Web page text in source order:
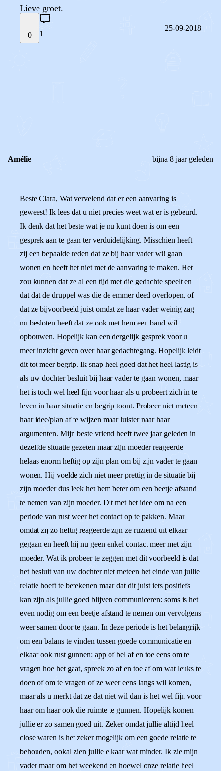
Lieve groet.
0 1
25-09-2018
Amélie bijna 8 jaar geleden
Beste Clara, Wat vervelend dat er een aanvaring is
geweest! Ik lees dat u niet precies weet wat er is gebeurd.
Ik denk dat het beste wat je nu kunt doen is om een
gesprek aan te gaan ter verduidelijking. Misschien heeft
zij een bepaalde reden dat ze bij haar vader wil gaan
wonen en heeft het niet met de aanvaring te maken. Het
zou kunnen dat ze al een tijd met die gedachte speelt en
dat dat de druppel was die de emmer deed overlopen, of
dat ze bijvoorbeeld juist omdat ze haar vader weinig zag
nu besloten heeft dat ze ook met hem een band wil
opbouwen. Hopelijk kan een dergelijk gesprek voor u
meer inzicht geven over haar gedachtegang. Hopelijk leidt
dit tot meer begrip. Ik snap heel goed dat het heel lastig is
als uw dochter besluit bij haar vader te gaan wonen, maar
het is toch wel heel fijn voor haar als u probeert zich in te
leven in haar situatie en begrip toont. Probeer niet meteen
haar idee/plan af te wijzen maar luister naar haar
argumenten. Mijn beste vriend heeft twee jaar geleden in
dezelfde situatie gezeten maar zijn moeder reageerde
helaas enorm heftig op zijn plan om bij zijn vader te gaan
wonen. Hij voelde zich niet meer prettig in de situatie bij
zijn moeder dus leek het hem beter om een beetje afstand
te nemen van zijn moeder. Dit met het idee om na een
periode van rust weer het contact op te pakken. Maar
omdat zij zo heftig reageerde zijn ze ruziënd uit elkaar
gegaan en heeft hij nu geen enkel contact meer met zijn
moeder. Wat ik probeer te zeggen met dit voorbeeld is dat
het besluit van uw dochter niet meteen het einde van jullie
relatie hoeft te betekenen maar dat dit juist iets positiefs
kan zijn als jullie goed blijven communiceren: soms is het
even nodig om een beetje afstand te nemen om vervolgens
weer samen door te gaan. In deze periode is het belangrijk
om een balans te vinden tussen goede communicatie en
elkaar ook rust gunnen: app of bel af en toe eens om te
vragen hoe het gaat, spreek zo af en toe af om wat leuks te
doen of om te vragen of ze weer eens langs wil komen,
maar als u merkt dat ze dat niet wil dan is het wel fijn voor
haar om haar ook die ruimte te gunnen. Hopelijk komen
jullie er zo samen goed uit. Zeker omdat jullie altijd heel
close waren is het zeker mogelijk om een goede relatie te
behouden, ookal zien jullie elkaar wat minder. Ik zie mijn
vader maar om het weekend en hoewel onze relatie heel